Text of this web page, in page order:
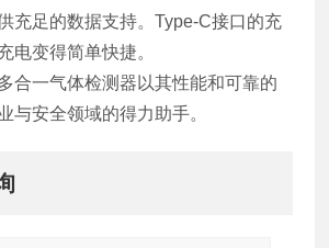
充足的数据支持。Type-C接口的充
电变得简单快捷。
合一气体检测器以其性能和可靠的
与安全领域的得力助手。